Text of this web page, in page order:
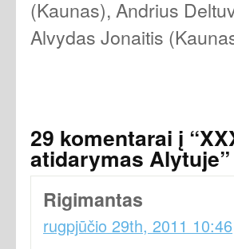
(Kaunas), Andrius
Alvydas Jonaitis
29 komentarai į
atidarymas Alytuje”
Rigimantas
rugpjūčio 29th, 2011 10:46